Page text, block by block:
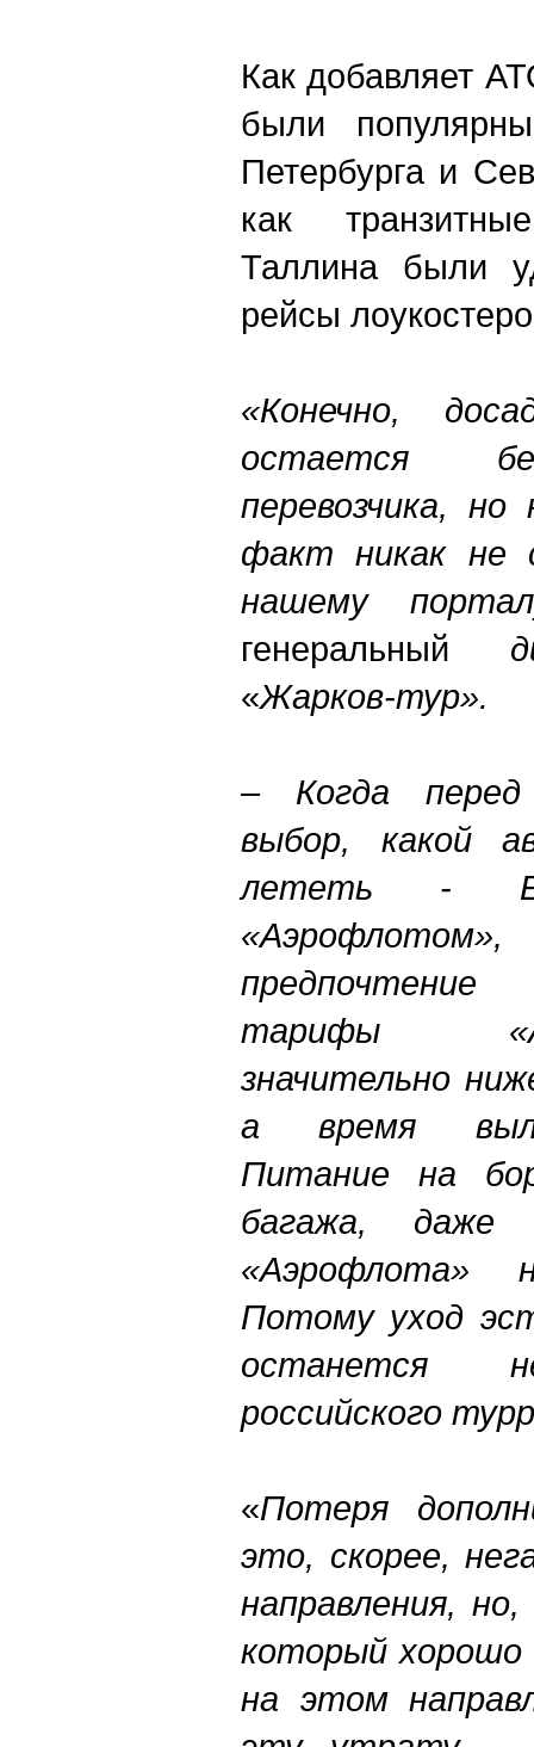
Как добавляет
были
Петербурга и
как
Таллина были
рейсы
«Конечно,
остается
перевозчика,
факт никак
нашему
генеральный
«Жарков-тур».
– Когда
выбор, какой
лететь -
тарифы
значительно
а время
Питание на
багажа,
«Аэрофлота»
Потому уход
останется
российского
«Потеря
это, скорее,
направления,
который хорошо
на этом